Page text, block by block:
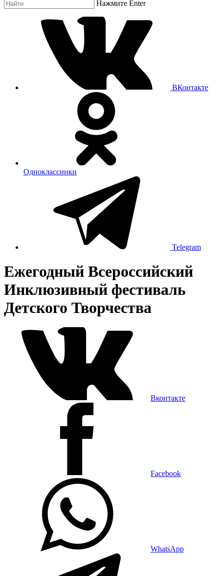
Нажмите Enter
ВКонтакте
Одноклассники
Telegram
Ежегодный Всероссийский
Инклюзивный фестиваль
Детского Творчества
Вконтакте
Facebook
WhatsApp